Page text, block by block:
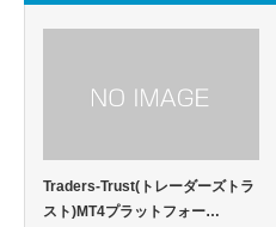
Traders-Trust(トレーダーズトラ
スト)MT4プラットフォー…